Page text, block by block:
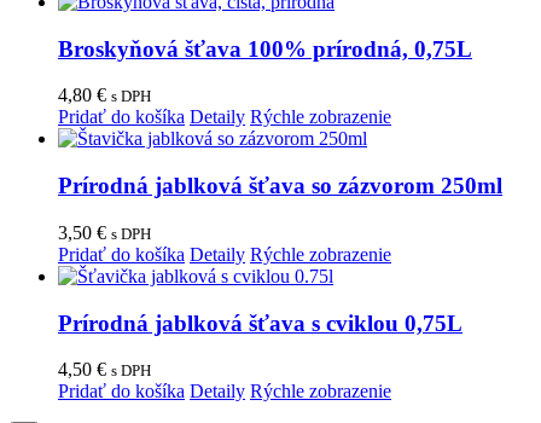
Broskyňová šťava 100% prírodná, 0,75L
4,80 € s DPH
Pridať do košíka Detaily Rýchle zobrazenie
Prírodná jablková šťava so zázvorom 250ml
3,50 € s DPH
Pridať do košíka Detaily Rýchle zobrazenie
Prírodná jablková šťava s cviklou 0,75L
4,50 € s DPH
Pridať do košíka Detaily Rýchle zobrazenie